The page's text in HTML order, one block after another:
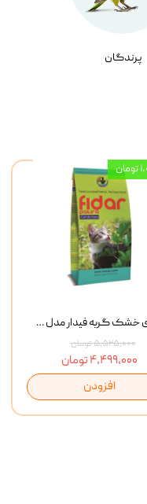
پرندگان
غذای خشک گربه فیدار مدل Adult وزن 10 کیلوگرم
۵,۵۲۵,۰۰۰ تومان
۴,۴۹۹,۰۰۰ تومان
افزودن